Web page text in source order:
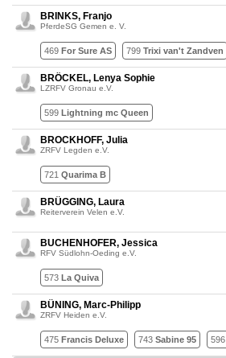
BRINKS, Franjo
PferdeSG Gemen e. V.
469 For Sure AS 799 Trixi van't Zandven
BRÖCKEL, Lenya Sophie
LZRFV Gronau e.V.
599 Lightning mc Queen
BROCKHOFF, Julia
ZRFV Legden e.V.
721 Quarima B
BRÜGGING, Laura
Reiterverein Velen e.V.
BUCHENHOFER, Jessica
RFV Südlohn-Oeding e.V.
573 La Quiva
BÜNING, Marc-Philipp
ZRFV Heiden e.V.
475 Francis Deluxe 743 Sabine 95 596